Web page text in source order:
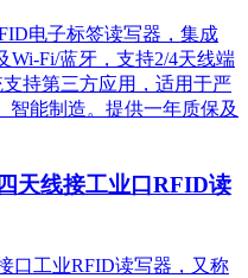
电子标签读写器，集成
Wi-Fi/蓝牙，支持2/4天线端
持第三方应用，适用于严
智能制造。提供一年质保及
天线接工业口RFID读
口工业RFID读写器，又称